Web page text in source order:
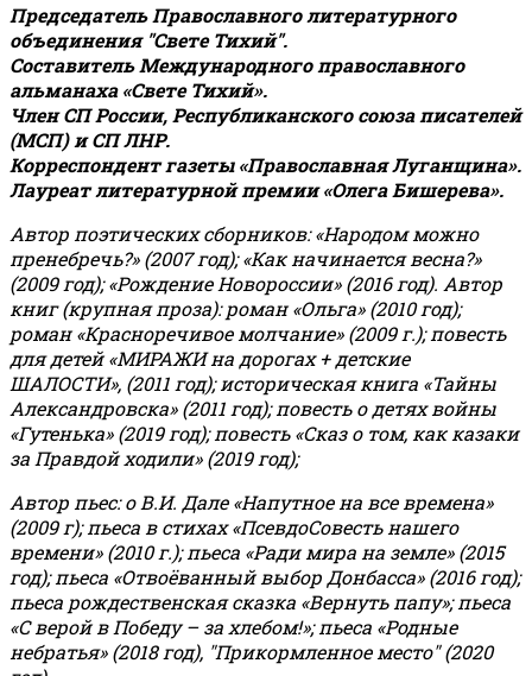
Председатель Православного литературного
объединения "Свете Тихий".
Составитель Международного православного
альманаха «Свете Тихий».
Член СП России, Республиканского союза писателей
(МСП) и СП ЛНР.
Корреспондент газеты «Православная Луганщина».
Лауреат литературной премии «Олега Бишерева».
Автор поэтических сборников: «Народом можно
пренебречь?» (2007 год); «Как начинается весна?»
(2009 год); «Рождение Новороссии» (2016 год). Автор
книг (крупная проза): роман «Ольга» (2010 год);
роман «Красноречивое молчание» (2009 г.); повесть
для детей «МИРАЖИ на дорогах + детские
ШАЛОСТИ», (2011 год); историческая книга «Тайны
Александровска» (2011 год); повесть о детях войны
«Гутенька» (2019 год); повесть «Сказ о том, как казаки
за Правдой ходили» (2019 год);
Автор пьес: о В.И. Дале «Напутное на все времена»
(2009 г); пьеса в стихах «ПсевдоСовесть нашего
времени» (2010 г.); пьеса «Ради мира на земле» (2015
год); пьеса «Отвоёванный выбор Донбасса» (2016 год);
пьеса рождественская сказка «Вернуть папу»; пьеса
«С верой в Победу – за хлебом!»;пьеса «Родные
небратья» (2018 год), "Прикормленное место" (2020